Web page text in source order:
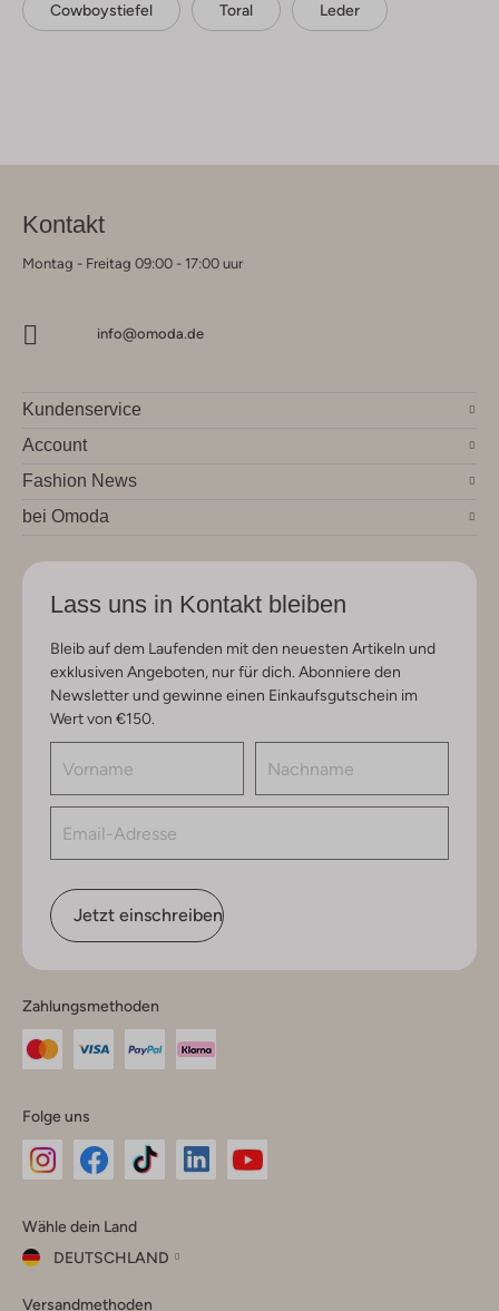
Cowboystiefel Toral Leder
Kontakt
Montag - Freitag 09:00 - 17:00 uur
info@omoda.de
Kundenservice
Account
Fashion News
bei Omoda
Lass uns in Kontakt bleiben
Bleib auf dem Laufenden mit den neuesten Artikeln und
exklusiven Angeboten, nur für dich. Abonniere den
Newsletter und gewinne einen Einkaufsgutschein im
Wert von €150.
Jetzt einschreiben
Zahlungsmethoden
Folge uns
Instagram
Facebook
TikTok
Wähle dein Land
DEUTSCHLAND
dein
Versandmethoden